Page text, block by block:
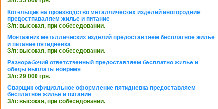
Котельщик на производство металлических изделий иногородним
предостпаваляем жилье и питание
З/п: высокая, при собеседовании.
Монтажник металлических изделий предоставляем бесплатное жилье
и питание пятидневка
З/п: высокая, при собеседовании.
Разнорабочий ответственный предоставляем бесплатно жилье и
обеды выплаты вовремя
З/п: 29 000 грн.
Сварщик официальное оформление пятидневка предоставляем
бесплатное жилье и питание
З/п: высокая, при собеседовании.